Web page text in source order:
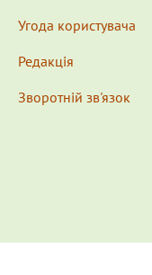
Угода користувача
Редакція
Зворотній зв'язок